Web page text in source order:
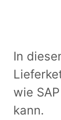
In
wie SAP
kann.